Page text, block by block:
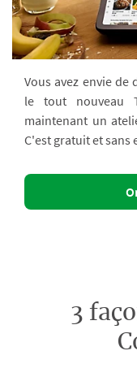
Vous avez envie
le tout nouveau
maintenant un
C'est gratuit et sans
3